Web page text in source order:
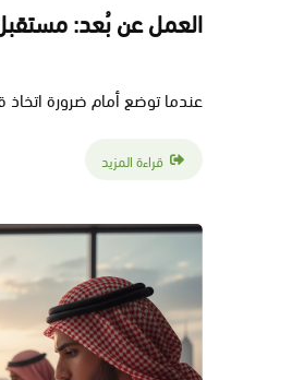
عندما توضع أمام ضرورة
قراءة المزيد